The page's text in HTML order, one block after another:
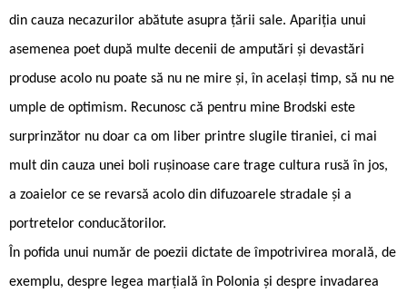
din cauza necazurilor abătute asupra țării sale. Apariția unui
asemenea poet după multe decenii de amputări și devastări
produse acolo nu poate să nu ne mire și, în același timp, să nu ne
umple de optimism. Recunosc că pentru mine Brodski este
surprinzător nu doar ca om liber printre slugile tiraniei, ci mai
mult din cauza unei boli rușinoase care trage cultura rusă în jos,
a zoaielor ce se revarsă acolo din difuzoarele stradale și a
portretelor conducătorilor.
În pofida unui număr de poezii dictate de împotrivirea morală, de
exemplu, despre legea marțială în Polonia și despre invadarea